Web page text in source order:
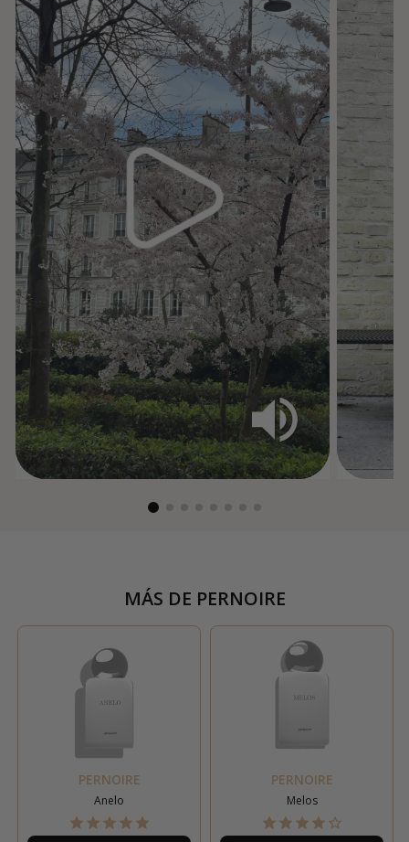
MÁS DE PERNOIRE
PERNOIRE
Anelo
PERNOIRE
Melos